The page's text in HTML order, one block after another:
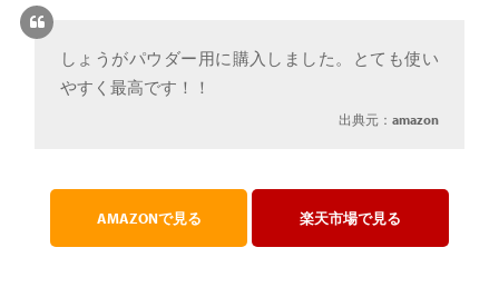
しょうがパウダー用に購入しました。とても使い
やすく最高です！！
出典元：amazon
AMAZONで見る 楽天市場で見る